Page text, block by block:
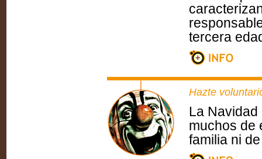
tercera
Hazte
La
muchos de
familia ni